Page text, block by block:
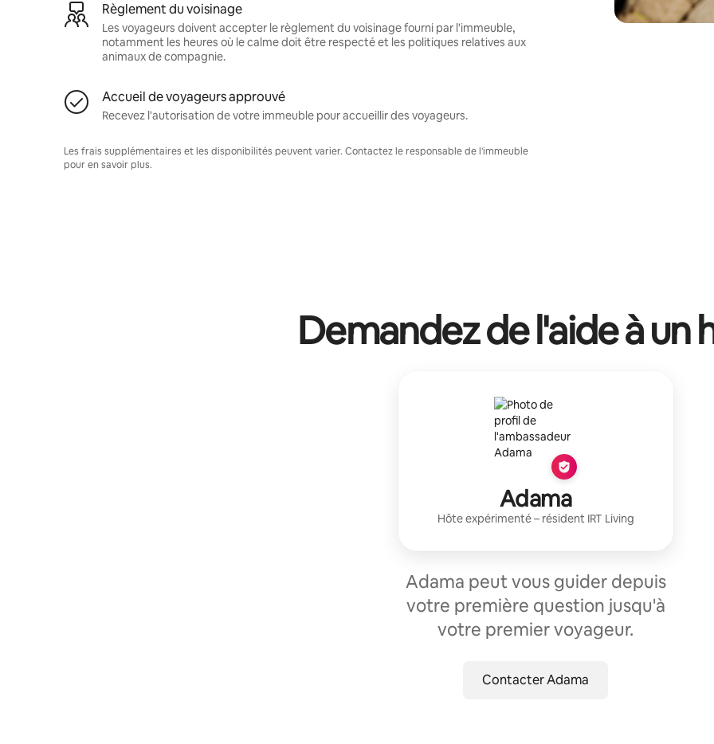
Règlement du voisinage
Les voyageurs doivent accepter le règlement du voisinage fourni par l'immeuble,
notamment les heures où le calme doit être respecté et les politiques relatives aux
animaux de compagnie.
Accueil de voyageurs approuvé
Recevez l'autorisation de votre immeuble pour accueillir des voyageurs.
Les frais supplémentaires et les disponibilités peuvent varier. Contactez le responsable de l'immeuble
pour en savoir plus.
Demandez de l'aide à un
Adama
Hôte expérimenté– résident IRT Living
Adama peut vous guider depuis
votre première question jusqu'à
votre premier voyageur.
Contacter Adama